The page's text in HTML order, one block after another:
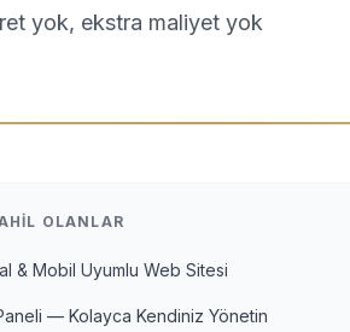
yok, ekstra maliyet yok
OLANLAR
& Mobil Uyumlu Web Sitesi
— Kolayca Kendiniz Yönetin